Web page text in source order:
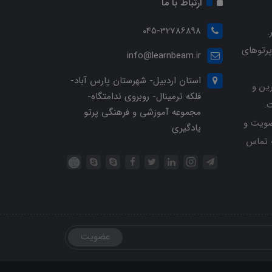
و
و
خرید با شماره تلفن 04532786898 تماس
045-32786898
info@learnbeam.ir
استان اردبیل- شهرستان پارس آباد-
فلکه ترمینال- روبروی ندامتگاه-
مجموعه آموزشی و فرهنگی پرتو
یادگیری
عضویت